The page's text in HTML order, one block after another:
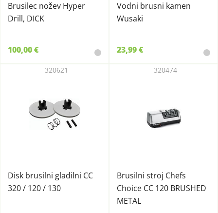
Brusilec nožev Hyper
Drill, DICK
100,00 €
Vodni brusni kamen
Wusaki
23,99 €
Disk brusilni gladilni CC
320 / 120 / 130
320621
Brusilni stroj Chefs
Choice CC 120 BRUSHED
METAL
320474